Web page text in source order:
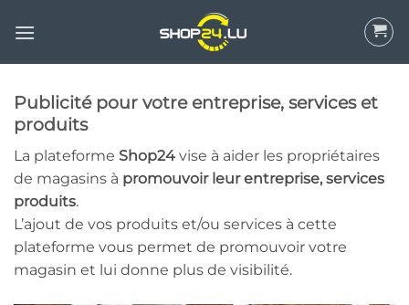
au
Publicité pour votre entreprise, services et
produits
La plateforme Shop24 vise à aider les propriétaires
de magasins à promouvoir leur entreprise, services
produits.
L’ajout de vos produits et/ou services à cette
plateforme vous permet de promouvoir votre
magasin et lui donne plus de visibilité.